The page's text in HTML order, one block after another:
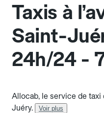
Taxis à
Saint-
24h/24 -
Allocab, le service de
Juéry.
Voir plus